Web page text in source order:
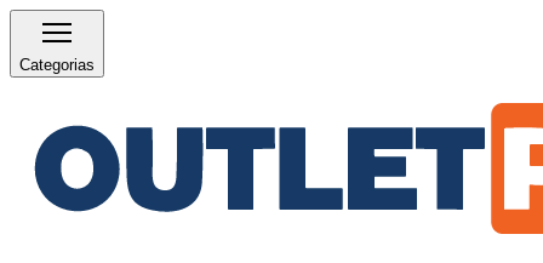
Categorias